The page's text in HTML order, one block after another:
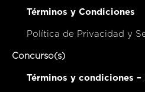
Términos y Condiciones
Política de Privacidad y
Concurso(s)
Términos y condiciones